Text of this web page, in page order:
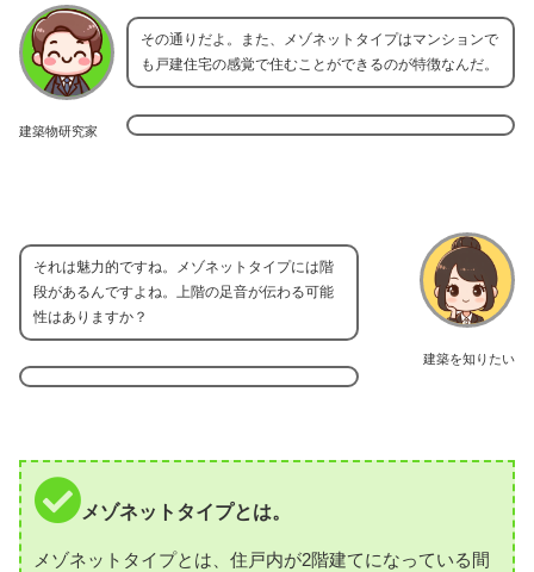
建築物研究家
その通りだよ。また、メゾネットタイプはマンションで
も戸建住宅の感覚で住むことができるのが特徴なんだ。
建築を知りたい
それは魅力的ですね。メゾネットタイプには階
段があるんですよね。上階の足音が伝わる可能
性はありますか？
メゾネットタイプとは。
メゾネットタイプとは、住戸内が2階建てになっている間